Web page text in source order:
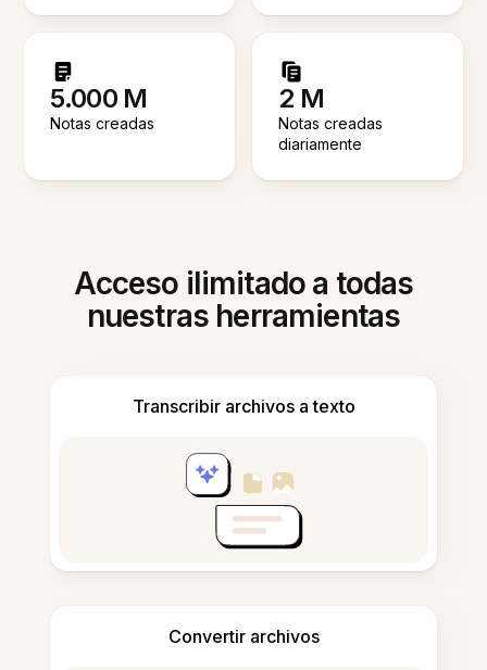
5.000 M
Notas creadas
2 M
Notas creadas
diariamente
Acceso ilimitado a todas
nuestras herramientas
Transcribir archivos a texto
Convertir archivos